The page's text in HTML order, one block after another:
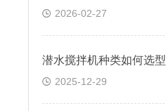
2026-02-27
潜水搅拌机种类如何选型
2025-12-29